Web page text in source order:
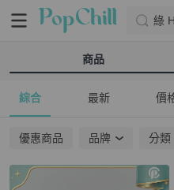
綠
商品
綜合 最新 價
優惠商品 品牌 分類